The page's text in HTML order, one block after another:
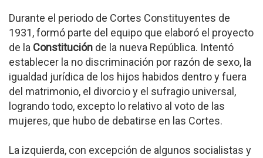
Durante el periodo de Cortes Constituyentes de
1931, formó parte del equipo que elaboró el proyecto
de la Constitución de la nueva República. Intentó
establecer la no discriminación por razón de sexo, la
igualdad jurídica de los hijos habidos dentro y fuera
del matrimonio, el divorcio y el sufragio universal,
logrando todo, excepto lo relativo al voto de las
mujeres, que hubo de debatirse en las Cortes.
La izquierda, con excepción de algunos socialistas y